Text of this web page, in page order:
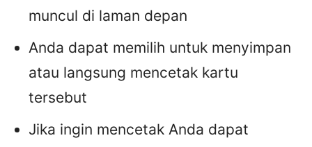
muncul di laman depan
Anda dapat memilih untuk menyimpan
atau langsung mencetak kartu
tersebut
Jika ingin mencetak Anda dapat